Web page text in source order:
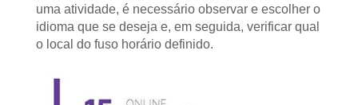
uma atividade, é necessário observar e escolher o
idioma que se deseja e, em seguida, verificar qual
o local do fuso horário definido.